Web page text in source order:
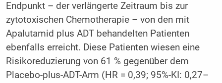
Endpunkt – der verlängerte Zeitraum bis zur
zytotoxischen Chemotherapie – von den mit
Apalutamid plus ADT behandelten Patienten
ebenfalls erreicht. Diese Patienten wiesen eine
Risikoreduzierung von 61 % gegenüber dem
Placebo-plus-ADT-Arm (HR = 0,39; 95%-KI: 0,27–